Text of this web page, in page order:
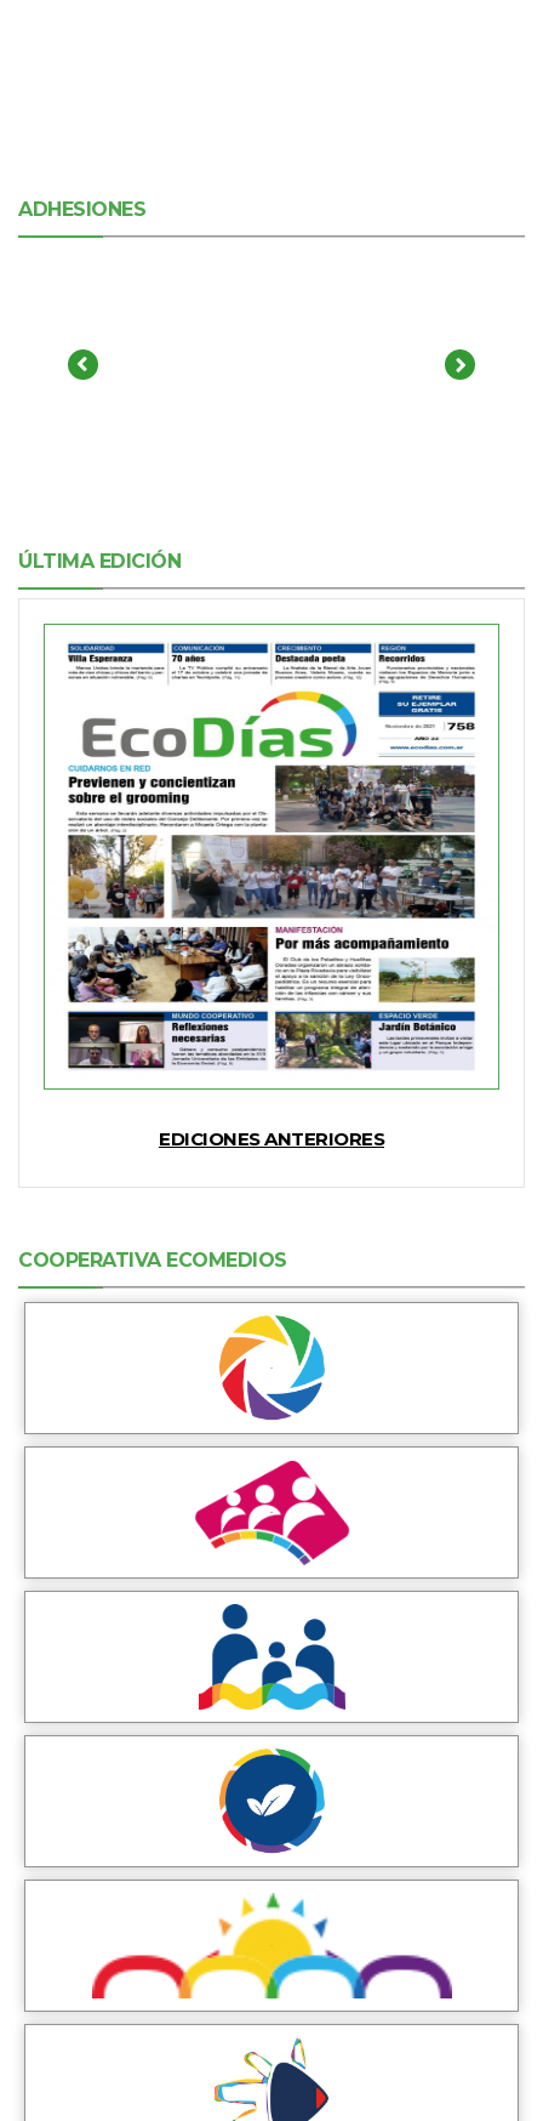
ADHESIONES
ÚLTIMA EDICIÓN
EDICIONES ANTERIORES
COOPERATIVA ECOMEDIOS